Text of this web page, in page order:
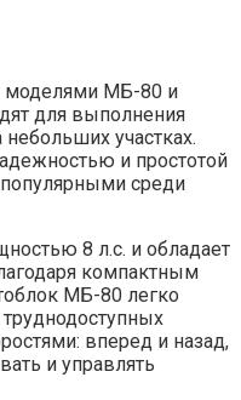
моделями МБ-80 и
для выполнения
участках.
и простотой
популярными среди
8 л.с. и обладает
компактным
МБ-80 легко
труднодоступных
вперед и назад,
и управлять